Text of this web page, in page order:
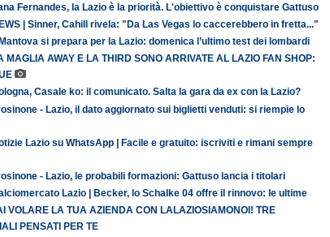
Fernandes, la Lazio è la priorità. L'obiettivo è conquistare Gattuso
| Sinner, Cahill rivela: "Da Las Vegas lo caccerebbero in fretta..."
Mantova si prepara per la Lazio: domenica l’ultimo test dei lombardi
MAGLIA AWAY E LA THIRD SONO ARRIVATE AL LAZIO FAN SHOP:
Casale ko: il comunicato. Salta la gara da ex con la Lazio?
- Lazio, il dato aggiornato sui biglietti venduti: si riempie lo
Lazio su WhatsApp | Facile e gratuito: iscriviti e rimani sempre
- Lazio, le probabili formazioni: Gattuso lancia i titolari
Lazio | Becker, lo Schalke 04 offre il rinnovo: le ultime
VOLARE LA TUA AZIENDA CON LALAZIOSIAMONOI! TRE
PENSATI PER TE